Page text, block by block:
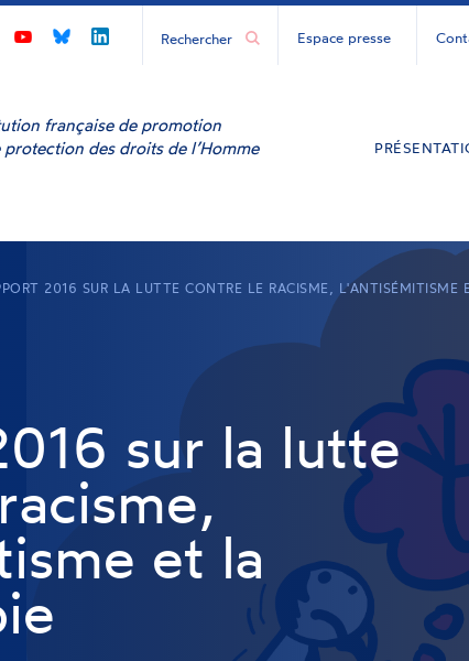
CNCDHCNCDHCNCDHCNCDH
Espace presse
française de promotion
protection des droits de l’Homme
2016 SUR LA LUTTE CONTRE LE RACISME, L'ANTISÉMITISME
sur la lutte
et la